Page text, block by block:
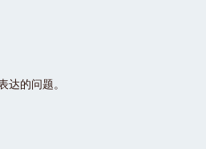
的问题。